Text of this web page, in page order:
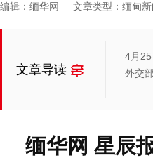
编辑：缅华网 文章类型：缅甸新
文章导读
4月
外交
缅华网 星辰